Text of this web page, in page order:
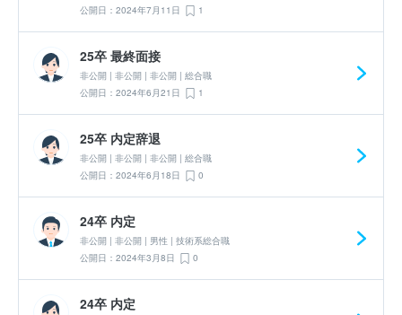
公開日：2024年7月11日
1
25卒 最終面接
非公開 | 非公開 | 非公開 | 総合職
公開日：2024年6月21日
1
25卒 内定辞退
非公開 | 非公開 | 非公開 | 総合職
公開日：2024年6月18日
0
24卒 内定
非公開 | 非公開 | 男性 | 技術系総合職
公開日：2024年3月8日
0
24卒 内定